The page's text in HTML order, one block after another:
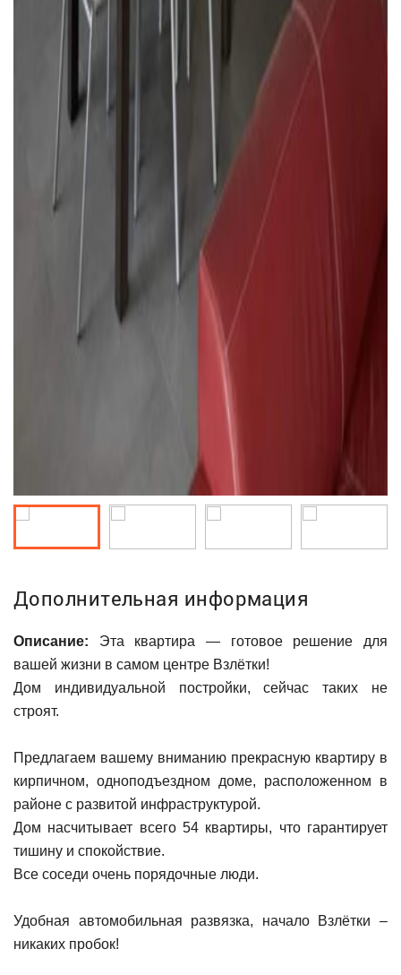
Дополнительная информация
Описание: Эта квартира — готовое решение для
вашей жизни в самом центре Взлётки!
Дом индивидуальной постройки, сейчас таких не
строят.
Предлагаем вашему вниманию прекрасную квартиру в
кирпичном, одноподъездном доме, расположенном в
районе с развитой инфраструктурой.
Дом насчитывает всего 54 квартиры, что гарантирует
тишину и спокойствие.
Все соседи очень порядочные люди.
Удобная автомобильная развязка, начало Взлётки –
никаких пробок!